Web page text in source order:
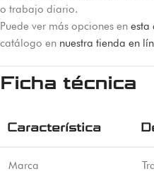
o trabajo diario.
Puede ver más opciones en esta
catálogo en nuestra tienda en
Ficha técnica
Característica
Marca